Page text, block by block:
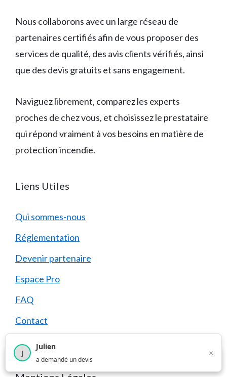
Nous collaborons avec un large réseau de
partenaires certifiés afin de vous proposer des
services de qualité, des avis clients vérifiés, ainsi
que des devis gratuits et sans engagement.
Naviguez librement, comparez les experts
proches de chez vous, et choisissez le prestataire
qui répond vraiment à vos besoins en matière de
protection incendie.
Liens Utiles
Qui sommes-nous
Réglementation
Devenir partenaire
Espace Pro
FAQ
Contact
Actualités
1 374 utilisateurs ce mois-ci
J
Julien
a demandé un devis
×